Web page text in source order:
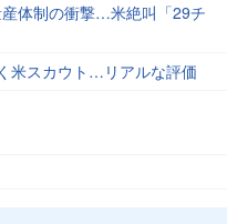
体制の衝撃…米絶叫「29チ
米スカウト…リアルな評価